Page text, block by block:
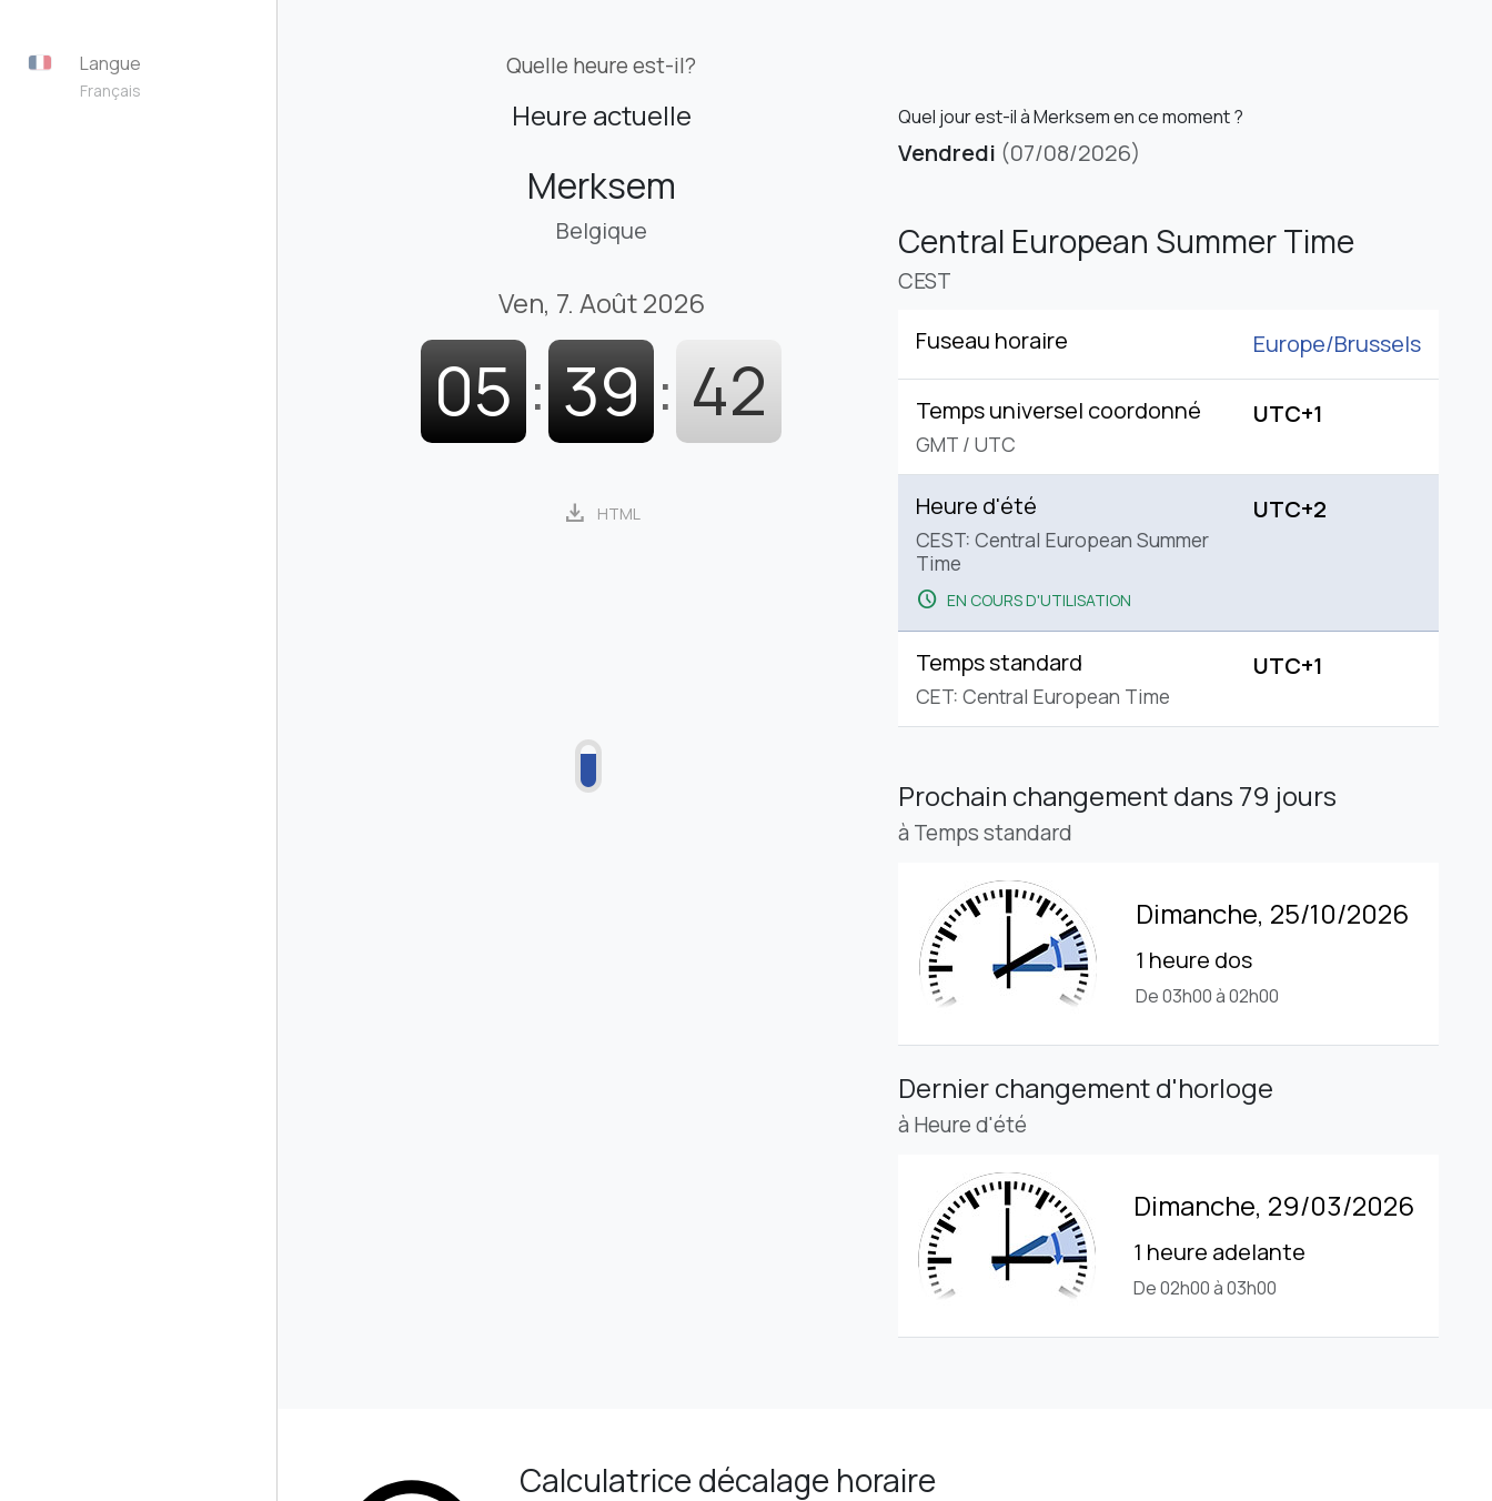
Langue
Français
Quelle heure est-il?
Heure actuelle
Merksem
Belgique
Ven, 7. Août 2026
05 : 39 : 43
download HTML
Quel jour est-il à Merksem en ce moment ?
Vendredi (07/08/2026)
Central European Summer Time
CEST
Fuseau horaire Europe/Brussels
Temps universel coordonné
GMT / UTC
UTC+1
Heure d'été
CEST: Central European Summer
Time
schedule EN COURS D'UTILISATION
UTC+2
Temps standard
CET: Central European Time
UTC+1
Prochain changementdans 79 jours
à Temps standard
Dimanche, 25/10/2026
1 heure dos
De 03h00 à 02h00
Dernier changement d'horloge
à Heure d'été
Dimanche, 29/03/2026
1 heure adelante
De 02h00 à 03h00
Calculatrice décalage horaire